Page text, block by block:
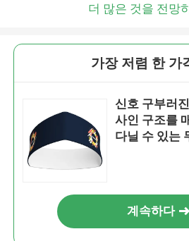
더 많은 것을 전망
가장 저렴 한 가
신호 구부러
사인 구조를
다닐 수 있는
계속하다